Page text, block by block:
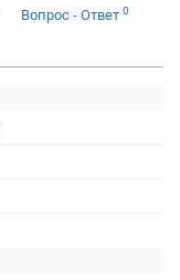
Вопрос - Ответ 0